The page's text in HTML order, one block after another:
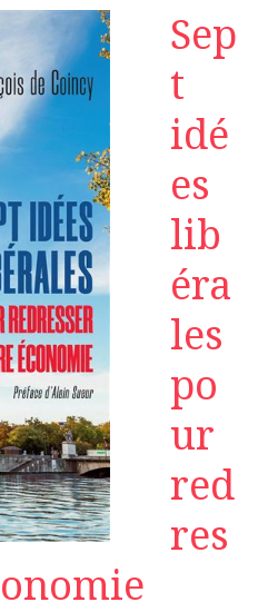
Sep
t
idé
es
lib
éra
les
po
ur
red
res